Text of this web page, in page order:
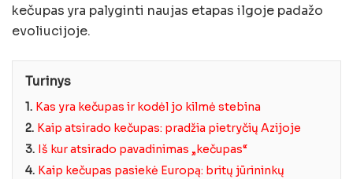
kečupas yra palyginti naujas etapas ilgoje padažo
evoliucijoje.
Turinys
1. Kas yra kečupas ir kodėl jo kilmė stebina
2. Kaip atsirado kečupas: pradžia pietryčių Azijoje
3. Iš kur atsirado pavadinimas „kečupas“
4. Kaip kečupas pasiekė Europą: britų jūrininkų